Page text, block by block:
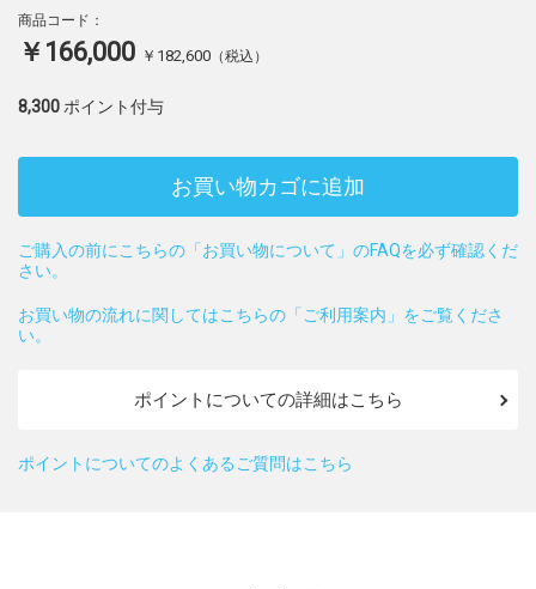
商品コード：
￥166,000 ￥182,600 （税込）
8,300 ポイント付与
お買い物カゴに追加
ご購入の前にこちらの「お買い物について」のFAQを必ず確認くだ
さい。
お買い物の流れに関してはこちらの「ご利用案内」をご覧くださ
い。
ポイントについての詳細はこちら
ポイントについてのよくあるご質問はこちら